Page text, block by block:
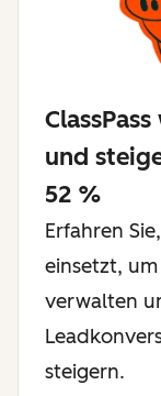
und
52 %
Erfahren
einsetzt,
verwalten
steigern.